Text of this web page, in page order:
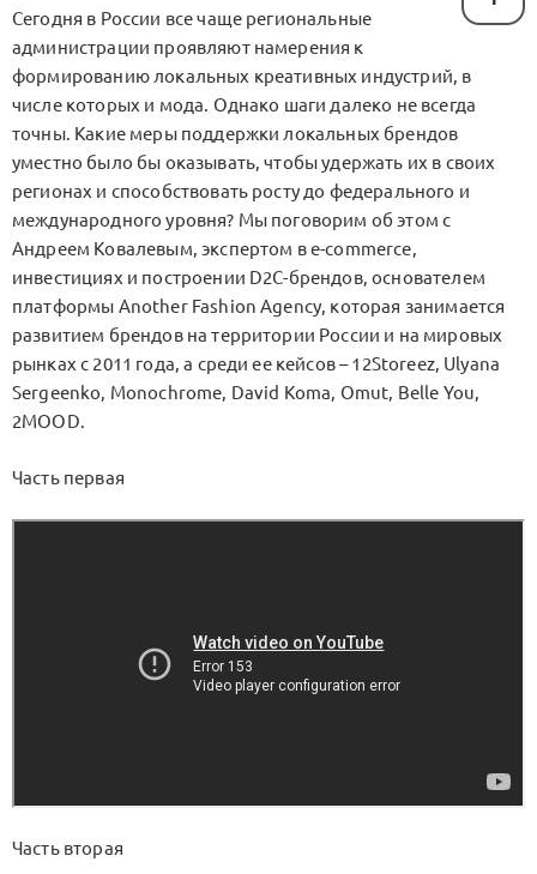
Сегодня в России все чаще региональные
администрации проявляют намерения к
формированию локальных креативных индустрий, в
числе которых и мода. Однако шаги далеко не всегда
точны. Какие меры поддержки локальных брендов
уместно было бы оказывать, чтобы удержать их в своих
регионах и способствовать росту до федерального и
международного уровня? Мы поговорим об этом с
Андреем Ковалевым, экспертом в e-commerce,
инвестициях и построении D2C-брендов, основателем
платформы Another Fashion Agency, которая занимается
развитием брендов на территории России и на мировых
рынках с 2011 года, а среди ее кейсов – 12Storeez, Ulyana
Sergeenko, Monochrome, David Koma, Omut, Belle You,
2MOOD.
Часть первая
Часть вторая